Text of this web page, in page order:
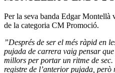
Per la seva banda Edgar Montellà
de la categoria CM Promoció.
”Després de ser el més ràpid en
pujada de carrera vaig pensar
millors per portar un ritme de
registre de l’anterior pujada,